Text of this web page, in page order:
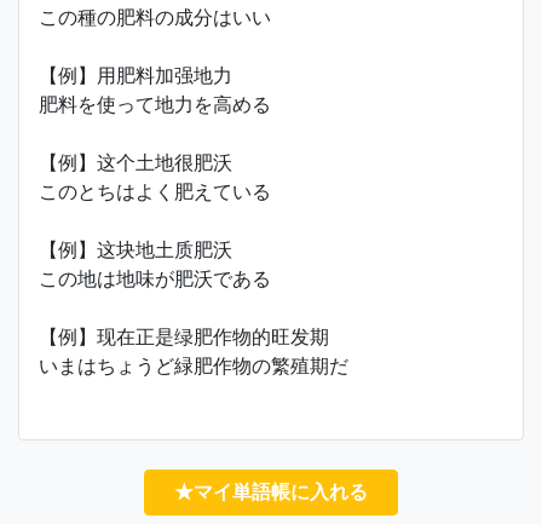
この種の肥料の成分はいい
【例】用肥料加强地力
肥料を使って地力を高める
【例】这个土地很肥沃
このとちはよく肥えている
【例】这块地土质肥沃
この地は地味が肥沃である
【例】现在正是绿肥作物的旺发期
いまはちょうど緑肥作物の繁殖期だ
★マイ単語帳に入れる